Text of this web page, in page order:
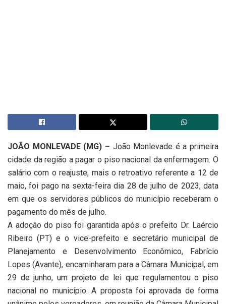
JOÃO MONLEVADE (MG) – João Monlevade é a primeira
cidade da região a pagar o piso nacional da enfermagem. O
salário com o reajuste, mais o retroativo referente a 12 de
maio, foi pago na sexta-feira dia 28 de julho de 2023, data
em que os servidores públicos do município receberam o
pagamento do mês de julho.
A adoção do piso foi garantida após o prefeito Dr. Laércio
Ribeiro (PT) e o vice-prefeito e secretário municipal de
Planejamento e Desenvolvimento Econômico, Fabrício
Lopes (Avante), encaminharam para a Câmara Municipal, em
29 de junho, um projeto de lei que regulamentou o piso
nacional no município. A proposta foi aprovada de forma